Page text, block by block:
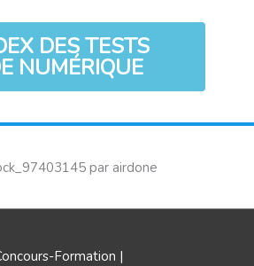
DES TESTS
NUMÉRIQUE
par airdone
Formation |